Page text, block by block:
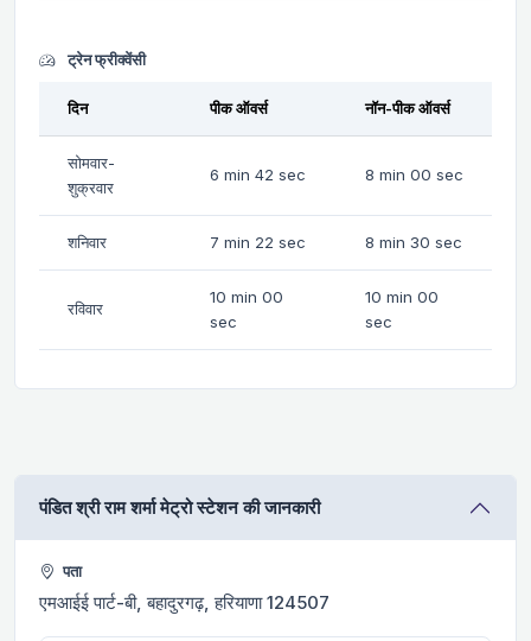
ट्रेन फ्रीक्वेंसी
दिन पीक ऑवर्स नॉन-पीक ऑवर्स
सोमवार-
शुक्रवार
6 min 42 sec 8 min 00 sec
शनिवार 7 min 22 sec 8 min 30 sec
रविवार
10 min 00
sec
10 min 00
sec
पंडित श्री राम शर्मा मेट्रो स्टेशन की जानकारी
पता
एमआईई पार्ट-बी, बहादुरगढ़, हरियाणा 124507